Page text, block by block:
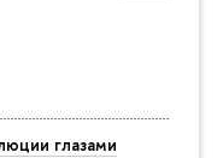
глазами